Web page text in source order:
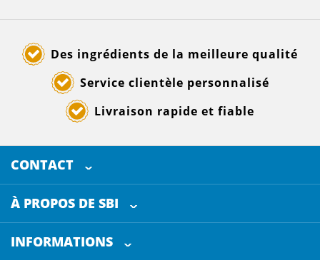
Des ingrédients de la meilleure qualité
Service clientèle personnalisé
Livraison rapide et fiable
CONTACT
SELECTED BREWING INGREDIENTS
Doornhoek 3880
5465 TBVeghel
Les Pays-Bas
À PROPOS DE SBI
INFORMATIONS